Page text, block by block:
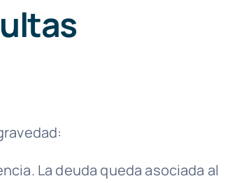
La deuda queda asociada al